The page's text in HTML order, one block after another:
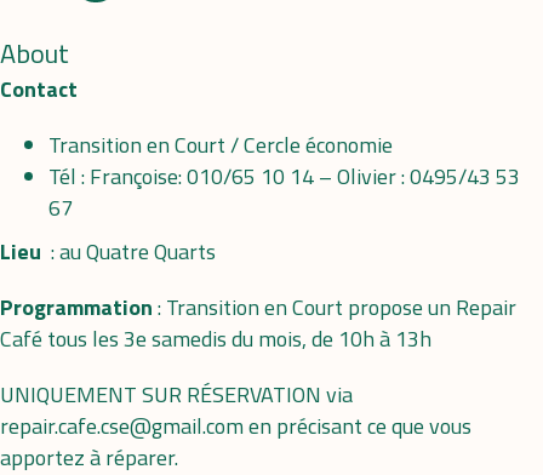
About
Contact
Transition en Court / Cercle économie
Tél : Françoise: 010/65 10 14 – Olivier : 0495/43 53
67
Lieu : au Quatre Quarts
Programmation: Transition en Court propose un Repair
Café tous les 3e samedis du mois, de 10h à 13h
UNIQUEMENT SUR RÉSERVATION via
repair.cafe.cse@gmail.com en précisant ce que vous
apportez à réparer.